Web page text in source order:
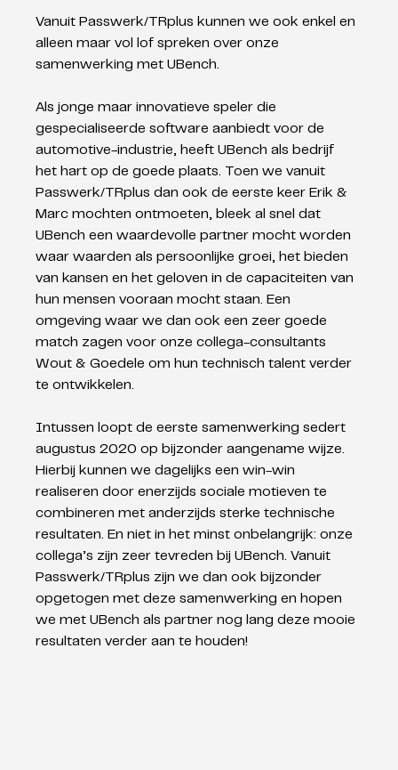
Vanuit Passwerk/TRplus kunnen we ook enkel en
alleen maar vol lof spreken over onze
samenwerking met UBench.
Als jonge maar innovatieve speler die
gespecialiseerde software aanbiedt voor de
automotive-industrie, heeft UBench als bedrijf
het hart op de goede plaats. Toen we vanuit
Passwerk/TRplus dan ook de eerste keer Erik &
Marc mochten ontmoeten, bleek al snel dat
UBench een waardevolle partner mocht worden
waar waarden als persoonlijke groei, het bieden
van kansen en het geloven in de capaciteiten van
hun mensen vooraan mocht staan. Een
omgeving waar we dan ook een zeer goede
match zagen voor onze collega-consultants
Wout & Goedele om hun technisch talent verder
te ontwikkelen.
Intussen loopt de eerste samenwerking sedert
augustus 2020 op bijzonder aangename wijze.
Hierbij kunnen we dagelijks een win-win
realiseren door enerzijds sociale motieven te
combineren met anderzijds sterke technische
resultaten. En niet in het minst onbelangrijk: onze
collega’s zijn zeer tevreden bij UBench. Vanuit
Passwerk/TRplus zijn we dan ook bijzonder
opgetogen met deze samenwerking en hopen
we met UBench als partner nog lang deze mooie
resultaten verder aan te houden!